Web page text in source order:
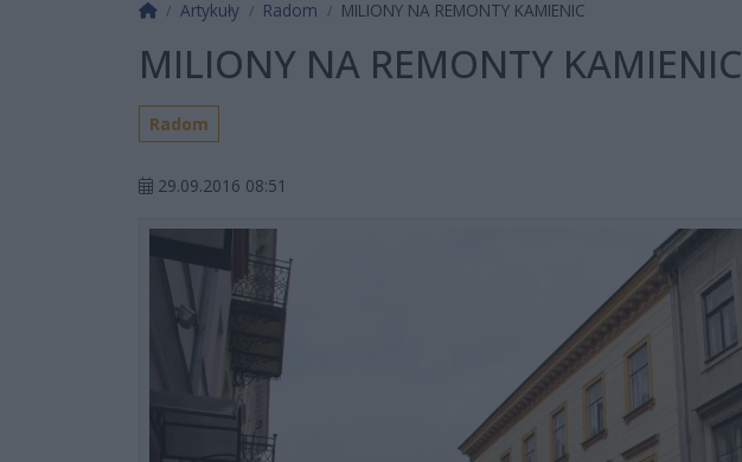
Strona główna
Artykuły Radom MILIONY NA REMONTY KAMIENIC
MILIONY NA REMONTY KAMIENIC
Radom
29.09.2016 08:51